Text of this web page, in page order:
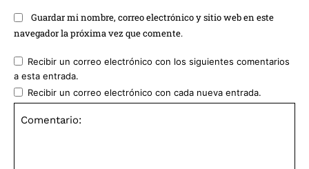
Guardar mi nombre, correo electrónico y sitio web en este
navegador la próxima vez que comente.
Recibir un correo electrónico con los siguientes comentarios
a esta entrada.
Recibir un correo electrónico con cada nueva entrada.